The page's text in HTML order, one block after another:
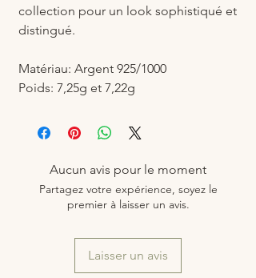
collection pour un look sophistiqué et
distingué.
Matériau: Argent 925/1000
Poids: 7,25g et 7,22g
Aucun avis pour le moment
Partagez votre expérience, soyez le
premier à laisser un avis.
Laisser un avis